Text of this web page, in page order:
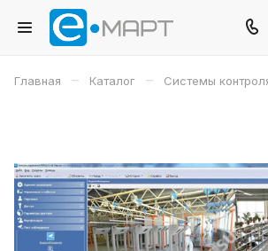
Главная – Каталог – Системы